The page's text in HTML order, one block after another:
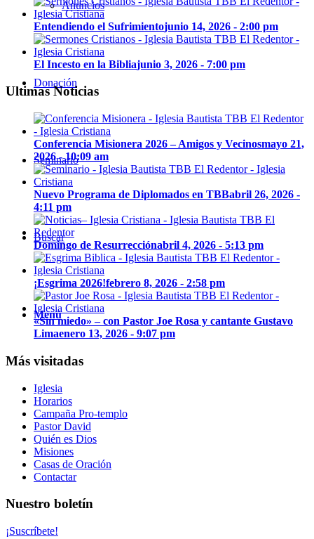
Anuncios
Donación
Seminario
Buscar
Menú
Entendiendo el Sufrimientojunio 14, 2026 - 2:00 pm
El Incesto en la Bibliajunio 3, 2026 - 7:00 pm
Ultimas Noticias
Conferencia Misionera 2026 – Amigos y Vecinosmayo 21,
2026 - 10:09 am
Nuevo Programa de Diplomados en TBBabril 26, 2026 -
4:11 pm
Domingo de Resurrecciónabril 4, 2026 - 5:13 pm
¡Esgrima 2026!febrero 8, 2026 - 2:58 pm
«Sin miedo» – con Pastor Joe Rosa y cantante Gustavo
Limaenero 13, 2026 - 9:07 pm
Más visitadas
Iglesia
Horarios
Campaña Pro-templo
Pastor David
Quién es Dios
Misiones
Casas de Oración
Contactar
Nuestro boletín
¡Suscríbete!